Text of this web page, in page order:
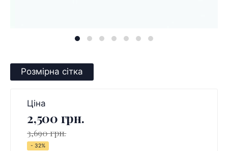
Розмірна сітка
Ціна
2,500 грн.
3,690 грн.
- 32%